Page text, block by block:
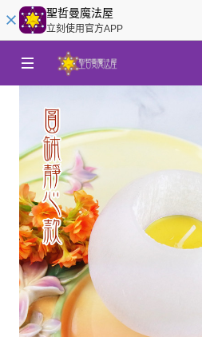
聖哲曼魔法屋
立刻使用官方APP